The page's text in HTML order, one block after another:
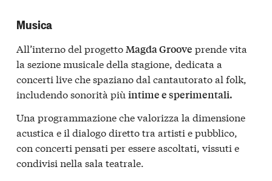
Musica
All’interno del progettoMagda Groove prende vita
la sezione musicale della stagione, dedicata a
concerti live che spaziano dal cantautorato al folk,
includendo sonorità più intime e sperimentali.
Una programmazione che valorizza la dimensione
acustica e il dialogo diretto tra artisti e pubblico,
con concerti pensati per essere ascoltati, vissuti e
condivisi nella sala teatrale.